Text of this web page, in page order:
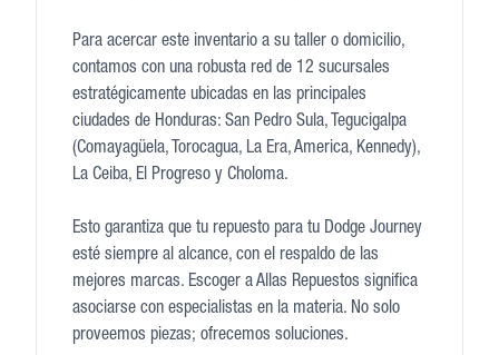
Para acercar este inventario a su taller o domicilio,
contamos con una robusta red de 12 sucursales
estratégicamente ubicadas en las principales
ciudades de Honduras: San Pedro Sula, Tegucigalpa
(Comayagüela, Torocagua, La Era, America, Kennedy),
La Ceiba, El Progreso y Choloma.
Esto garantiza que tu repuesto para tu Dodge Journey
esté siempre al alcance, con el respaldo de las
mejores marcas. Escoger a Allas Repuestos significa
asociarse con especialistas en la materia. No solo
proveemos piezas; ofrecemos soluciones.